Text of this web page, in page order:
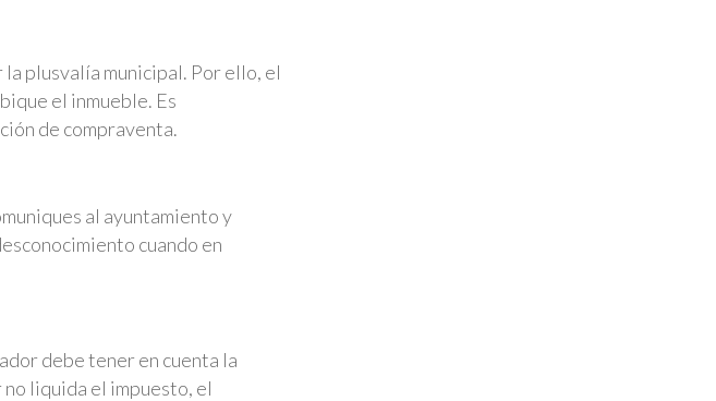
plusvalía municipal. Por ello, el
el inmueble. Es
de compraventa.
al ayuntamiento y
cuando en
debe tener en cuenta la
liquida el impuesto, el